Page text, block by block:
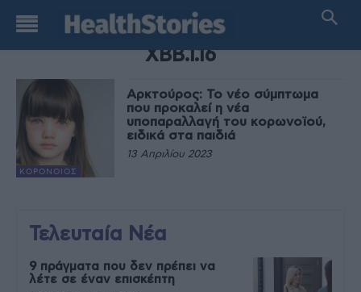
TAG
XBB.1.16
ΚΟΡΟΝΟΙΌΣ
Αρκτούρος: Το νέο σύμπτωμα
που προκαλεί η νέα
υποπαραλλαγή του κορωνοϊού,
ειδικά στα παιδιά
13 Απριλίου 2023
Τελευταία Νέα
9 πράγματα που δεν πρέπει να
λέτε σε έναν επισκέπτη